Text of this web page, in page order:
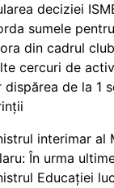
deciziei
sumele
din cadrul
cercuri de
dispărea de la 1
interimar al
În urma
Educației